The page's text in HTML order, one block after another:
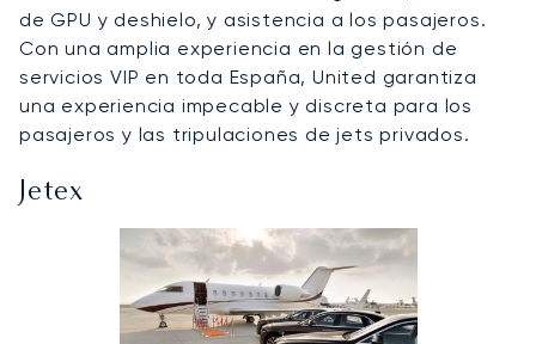
de GPU y deshielo, y asistencia a los pasajeros.
Con una amplia experiencia en la gestión de
servicios VIP en toda España, United garantiza
una experiencia impecable y discreta para los
pasajeros y las tripulaciones de jets privados.
Jetex